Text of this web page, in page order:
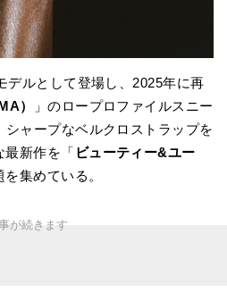
デルとして登場し、2025年に再
）
」のロープロファイルスニー
シャープなベルクロストラップを
最新作を「 ビューティー&ユー
集めている。